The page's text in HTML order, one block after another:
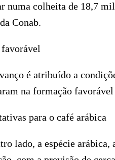
numa colheita de 18,7
Conab.
é atribuído a
na formação
para o café arábica
lado, a espécie arábica,